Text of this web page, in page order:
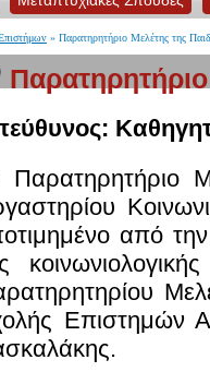
» Παρατηρητήριο Μελέτης της
Παρατηρητήριο
από
Επιστημών